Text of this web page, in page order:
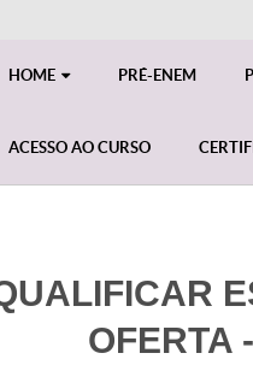
HOME PRÉ-ENEM
ACESSO AO CURSO
OFERTA